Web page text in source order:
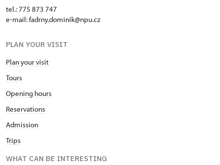
tel.: 775 873 747
e-mail: fadrny.dominik@npu.cz
PLAN YOUR VISIT
Plan your visit
Tours
Opening hours
Reservations
Admission
Trips
WHAT CAN BE INTERESTING